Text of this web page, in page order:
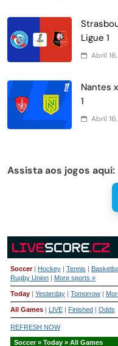
Ligue 1
Abril
Nantes
1
Abril
Assista aos jogos aqui: